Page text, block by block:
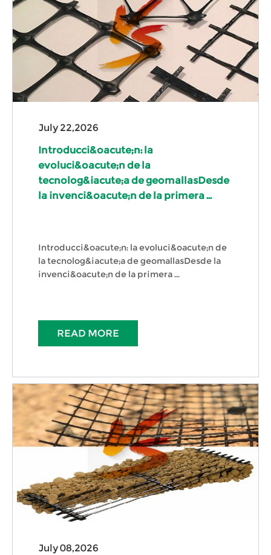
July 22,2026
Introducci&oacute;n: la
evoluci&oacute;n de la
tecnolog&iacute;a de geomallasDesde
la invenci&oacute;n de la primera ...
Introducci&oacute;n: la evoluci&oacute;n de
la tecnolog&iacute;a de geomallasDesde la
invenci&oacute;n de la primera ...
READ MORE
July 08,2026